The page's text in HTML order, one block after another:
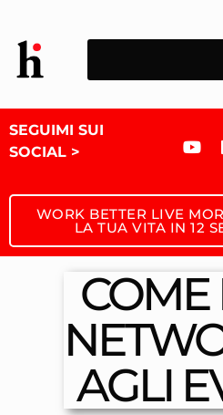
SEGUIMI SUI
SOCIAL >
WORK BETTER LIVE
LA TUA VITA IN 12
COME
AGLI